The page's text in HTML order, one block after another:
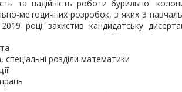
та надійність роботи бурильної
методичних розробок, з яких 3
році захистив кандидатську
розділи математики